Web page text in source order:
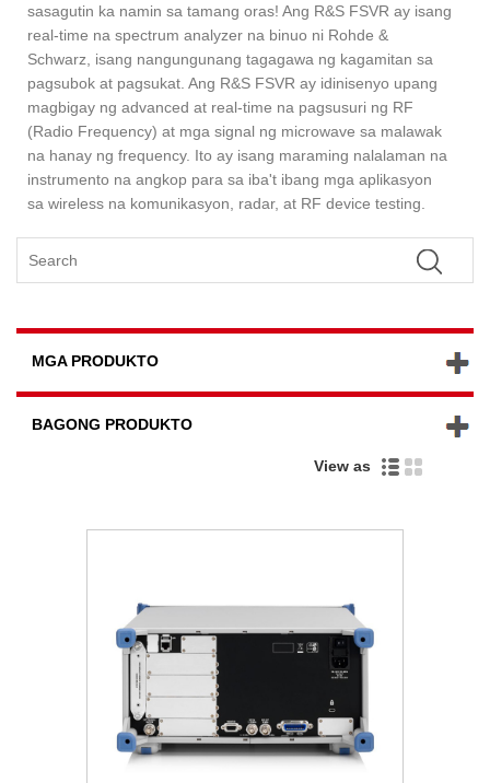
sasagutin ka namin sa tamang oras! Ang R&S FSVR ay isang
real-time na spectrum analyzer na binuo ni Rohde &
Schwarz, isang nangungunang tagagawa ng kagamitan sa
pagsubok at pagsukat. Ang R&S FSVR ay idinisenyo upang
magbigay ng advanced at real-time na pagsusuri ng RF
(Radio Frequency) at mga signal ng microwave sa malawak
na hanay ng frequency. Ito ay isang maraming nalalaman na
instrumento na angkop para sa iba't ibang mga aplikasyon
sa wireless na komunikasyon, radar, at RF device testing.
MGA PRODUKTO
BAGONG PRODUKTO
View as